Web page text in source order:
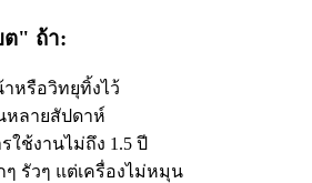
" ถ้า:
หรือวิทยุทิ้งไว้
หลายสัปดาห์
ใช้งานไม่ถึง 1.5 ปี
รัวๆ แต่เครื่องไม่หมุน